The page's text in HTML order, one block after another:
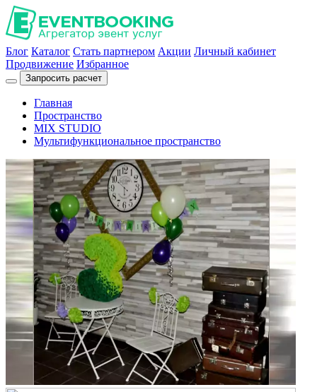
Блог Каталог Стать партнером Акции Личный кабинет
Продвижение Избранное
Запросить расчет
Главная
Пространство
MIX STUDIO
Мультифункциональное пространство